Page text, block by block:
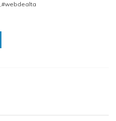
,#webdealta